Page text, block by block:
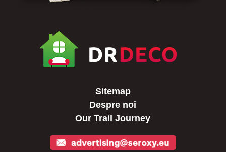
Sitemap
Despre noi
Our Trail Journey